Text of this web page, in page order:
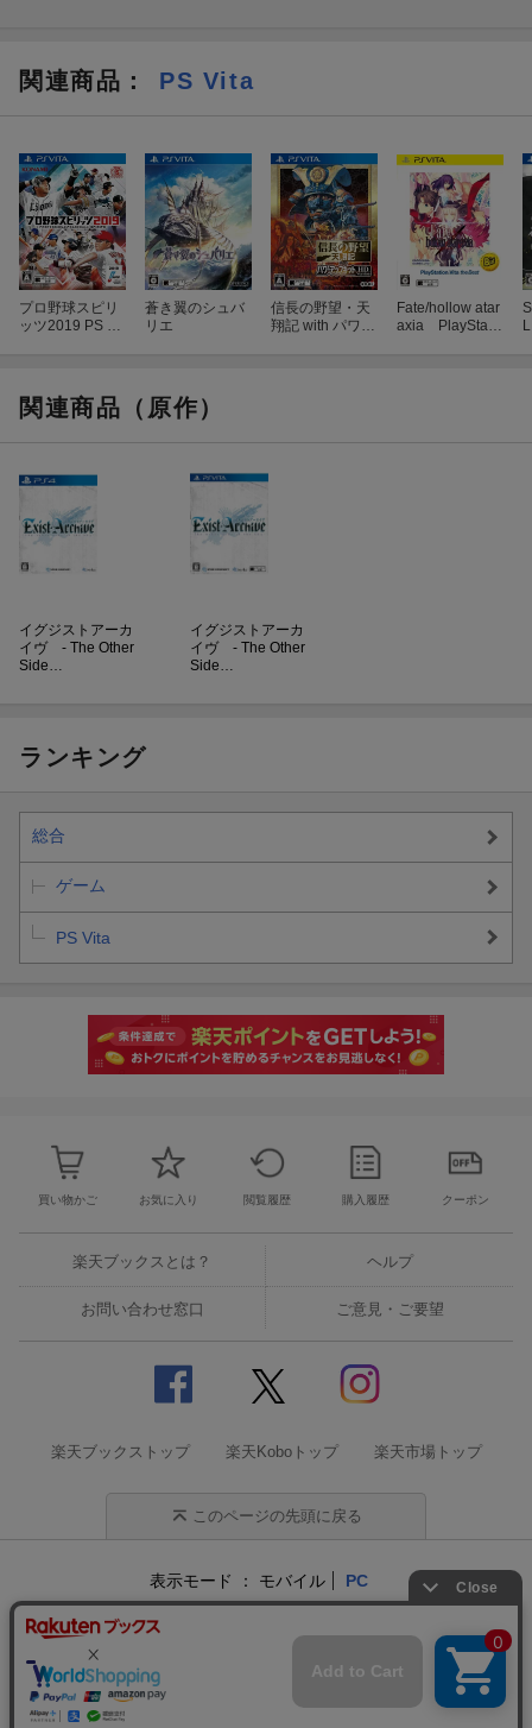
●ストーリー＆世界
「邪神 ヤマトガ」の魂が引き起こした爆発事故によって命を落
とした12人の若者たち。
偶然選ばれた12人は、邪神の復活を阻止せんとする異星の守護神
に入れた。
●キャラクターデザイン
本作のキャラクターデザインを務めるのは、箕星太朗氏。
本作のメイン要素となるフィールド探索では、サイドビューを採
サイドビューながら、手前や奥に移動できる箇所もある複雑な構
造となっており、
ジャンプやスライディングなどのアクションを駆使し、起状に富
また、戦闘はシンボルエンカウント方式を採用。フィールド内を
徘徊するモンスターに接触することで戦闘へと突入します。
関連商品 ： PS Vita
プロ野球スピリ
ッツ2019 PS Vit
蒼き翼のシュバ
リエ
信長の野望・天
翔記 with パワー
Fate/hollow atar
axia PlayStatio
関連商品（原作）
イグジストアーカ
イヴ - The Other
Side…
イグジストアーカ
イヴ - The Other
Side…
ランキング
総合
ゲーム
PS Vita
買い物かご お気に入り 閲覧履歴 購入履歴 クーポン
楽天ブックスとは？ ヘルプ
お問い合わせ窓口 ご意見・ご要望
楽天ブックストップ 楽天Koboトップ 楽天市場トップ
このページの先頭に戻る
表示モード モバイル PC
企業情報 個人情報保護方針